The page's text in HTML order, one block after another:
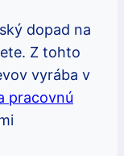
dopad na
Z tohto
vyrába v
pracovnú